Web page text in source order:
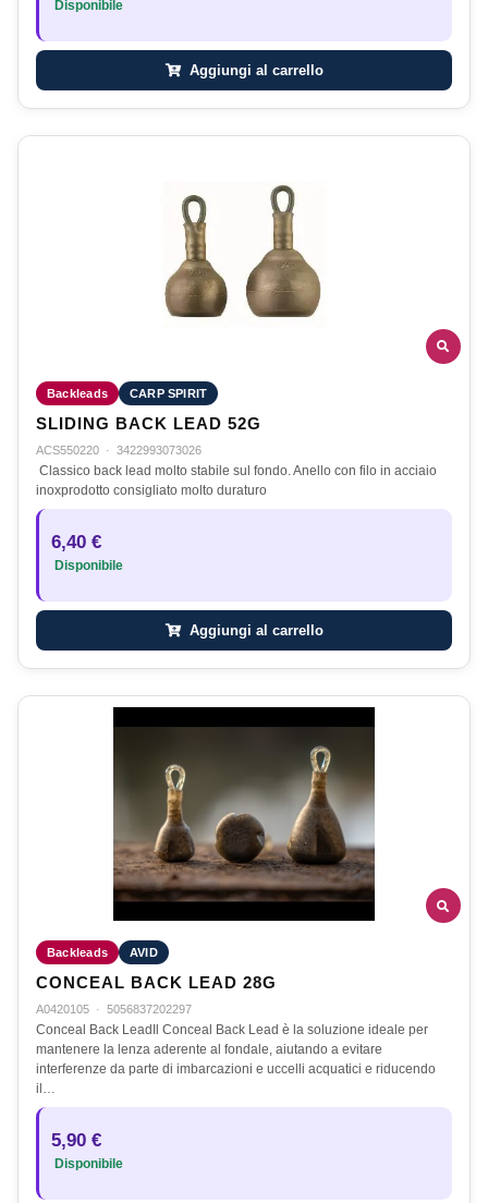
Disponibile
Aggiungi al carrello
Backleads CARP SPIRIT
SLIDING BACK LEAD 52G
ACS550220 · 3422993073026
Classico back lead molto stabile sul fondo. Anello con filo in acciaio
inoxprodotto consigliato molto duraturo
6,40 €
Disponibile
Aggiungi al carrello
Backleads AVID
CONCEAL BACK LEAD 28G
A0420105 · 5056837202297
Conceal Back LeadIl Conceal Back Lead è la soluzione ideale per
mantenere la lenza aderente al fondale, aiutando a evitare
interferenze da parte di imbarcazioni e uccelli acquatici e riducendo
il…
5,90 €
Disponibile